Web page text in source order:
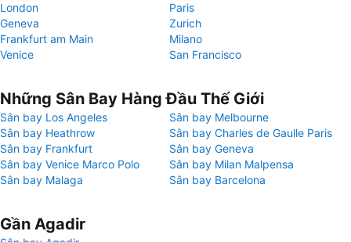
London
Paris
Geneva
Zurich
Frankfurt am Main
Milano
Venice
San Francisco
Những Sân Bay Hàng Đầu Thế Giới
Sân bay Los Angeles
Sân bay Melbourne
Sân bay Heathrow
Sân bay Charles de Gaulle Paris
Sân bay Frankfurt
Sân bay Geneva
Sân bay Venice Marco Polo
Sân bay Milan Malpensa
Sân bay Malaga
Sân bay Barcelona
Gần Agadir